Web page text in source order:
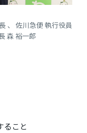
佐川急便 執行役員
森 裕一郎
ること